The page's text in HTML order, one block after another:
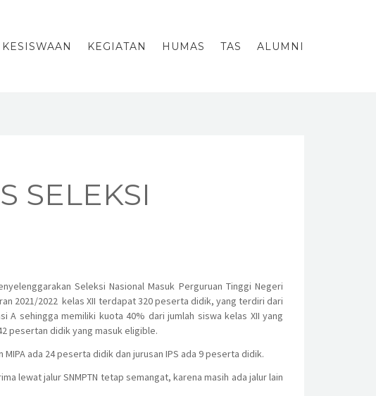
KESISWAAN KEGIATAN HUMAS TAS ALUMNI
SELEKSI
Seleksi Nasional Masuk Perguruan Tinggi Negeri
2021/2022 kelas XII terdapat 320 peserta didik, yang terdiri dari
A sehingga memiliki kuota 40% dari jumlah siswa kelas XII yang
pesertan didik yang masuk eligible.
ada 24 peserta didik dan jurusan IPS ada 9 peserta didik.
lewat jalur SNMPTN tetap semangat, karena masih ada jalur lain